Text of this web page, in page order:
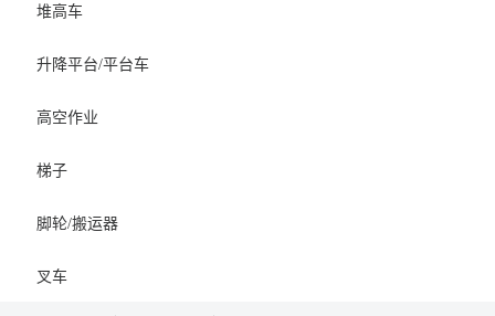
堆高车
升降平台/平台车
高空作业
梯子
脚轮/搬运器
叉车